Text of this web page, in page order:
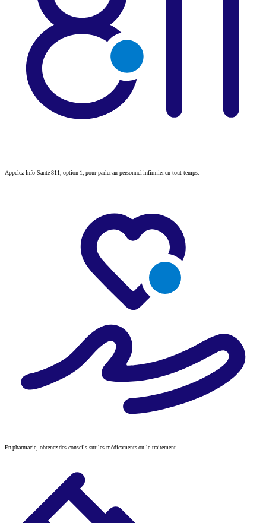
Appelez Info-Santé 811, option 1, pour parler au personnel infirmier en tout temps.
En pharmacie, obtenez des conseils sur les médicaments ou le traitement.